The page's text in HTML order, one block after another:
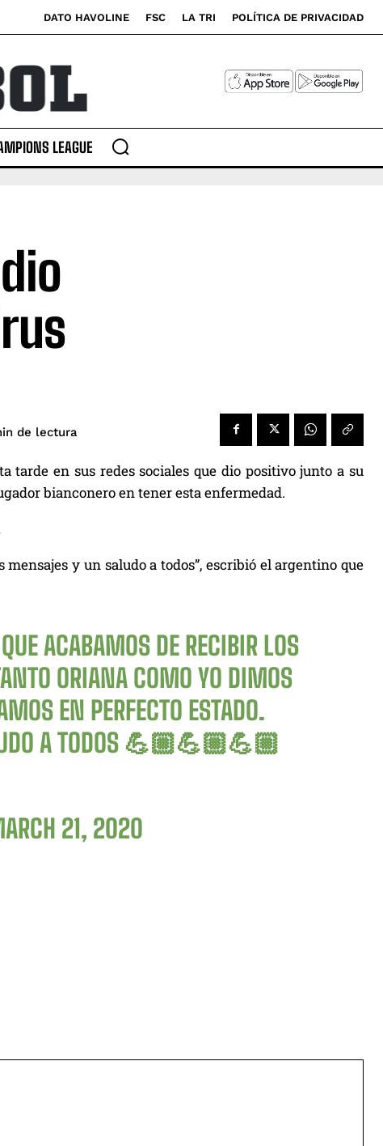
DATO HAVOLINE FSC LA TRI POLÍTICA DE PRIVACIDAD
LEAGUE
de lectura
tarde en sus redes sociales que dio positivo junto a su
bianconero en tener esta enfermedad.
y un saludo a todos”, escribió el argentino que
ACABAMOS DE RECIBIR LOS
ORIANA COMO YO DIMOS
EN PERFECTO ESTADO.
A TODOS 💪🏼💪🏼💪🏼
21, 2020